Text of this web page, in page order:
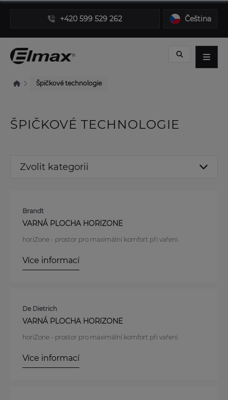
+420 599 529 262 Čeština
Špičkové technologie
ŠPIČKOVÉ TECHNOLOGIE
Zvolit kategorii
Brandt
VARNÁ PLOCHA HORIZONE
horiZone - prostor pro maximální komfort při vaření.
Více informací
De Dietrich
VARNÁ PLOCHA HORIZONE
horiZone - prostor pro maximální komfort při vaření.
Více informací